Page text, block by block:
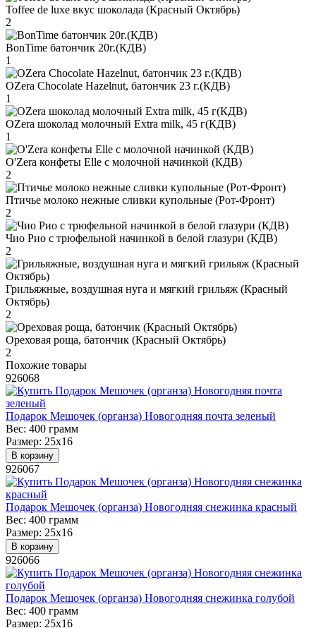
Toffee de luxe вкус шоколада (Красный Октябрь)
2
BonTime батончик 20г.(КДВ)
1
OZera Chocolate Hazelnut, батончик 23 г.(КДВ)
1
OZera шоколад молочный Extra milk, 45 г(КДВ)
1
O'Zera конфеты Elle с молочной начинкой (КДВ)
2
Птичье молоко нежные сливки купольные (Рот-Фронт)
2
Чио Рио с трюфельной начинкой в белой глазури (КДВ)
2
Грильяжные, воздушная нуга и мягкий грильяж (Красный
Октябрь)
2
Ореховая роща, батончик (Красный Октябрь)
2
Похожие товары
926068
Подарок Мешочек (органза) Новогодняя почта зеленый
Вес: 400 грамм
Размер: 25х16
В корзину
926067
Подарок Мешочек (органза) Новогодняя снежинка красный
Вес: 400 грамм
Размер: 25х16
В корзину
926066
Подарок Мешочек (органза) Новогодняя снежинка голубой
Вес: 400 грамм
Размер: 25х16